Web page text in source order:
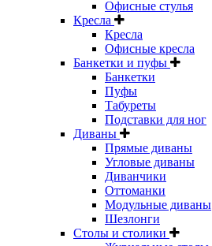
Офисные стулья
Кресла
Кресла
Офисные кресла
Банкетки и пуфы
Банкетки
Пуфы
Табуреты
Подставки для ног
Диваны
Прямые диваны
Угловые диваны
Диванчики
Оттоманки
Модульные диваны
Шезлонги
Столы и столики